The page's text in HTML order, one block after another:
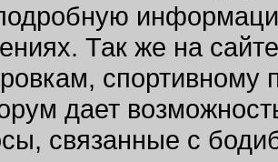
Так же на
спортивному
дает
связанные с